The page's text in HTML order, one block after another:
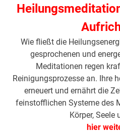
Wie fließt die
gesprochenen und
Meditationen regen
Reinigungsprozesse an. Ihre
erneuert und ernährt die
feinstofflichen Systeme des
Körper, Seele
hier